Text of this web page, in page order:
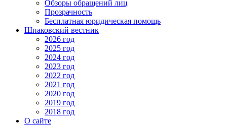
Обзоры обращений лиц
Прозрачность
Бесплатная юридическая помощь
Шпаковский вестник
2026 год
2025 год
2024 год
2023 год
2022 год
2021 год
2020 год
2019 год
2018 год
О сайте